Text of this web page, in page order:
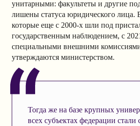
унитарными: факультеты и другие
лишены статуса юридического лица.
которые еще с 2000-х шли под
государственным наблюдением, с
специальными внешними
утверждаются министерством.
Тогда же на базе крупных
всех субъектах федерации стали